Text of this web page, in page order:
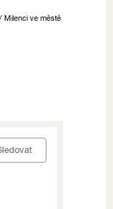
Milenci ve městě